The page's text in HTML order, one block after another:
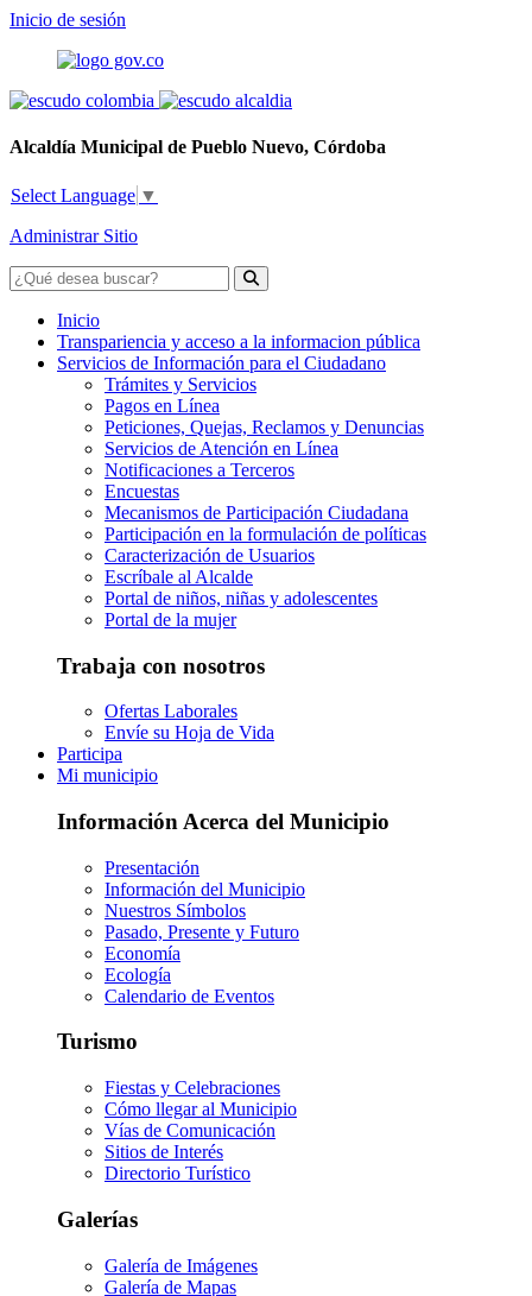
Inicio de sesión
Alcaldía Municipal de Pueblo Nuevo, Córdoba
Select Language ▼
Administrar Sitio
Inicio
Transpariencia y acceso a la informacion pública
Servicios de Información para el Ciudadano
Trámites y Servicios
Pagos en Línea
Peticiones, Quejas, Reclamos y Denuncias
Servicios de Atención en Línea
Notificaciones a Terceros
Encuestas
Mecanismos de Participación Ciudadana
Participación en la formulación de políticas
Caracterización de Usuarios
Escríbale al Alcalde
Portal de niños, niñas y adolescentes
Portal de la mujer
Trabaja con nosotros
Ofertas Laborales
Envíe su Hoja de Vida
Participa
Mi municipio
Información Acerca del Municipio
Presentación
Información del Municipio
Nuestros Símbolos
Pasado, Presente y Futuro
Economía
Ecología
Calendario de Eventos
Turismo
Fiestas y Celebraciones
Cómo llegar al Municipio
Vías de Comunicación
Sitios de Interés
Directorio Turístico
Galerías
Galería de Imágenes
Galería de Mapas